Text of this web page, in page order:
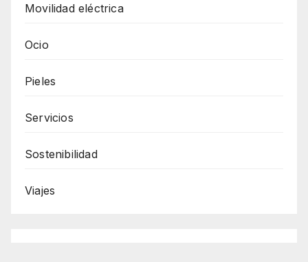
Movilidad eléctrica
Ocio
Pieles
Servicios
Sostenibilidad
Viajes